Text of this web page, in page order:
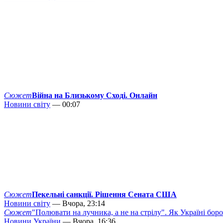
СюжетВійна на Близькому Сході. Онлайн
Новини світу — 00:07
СюжетПекельні санкції. Рішення Сената США
Новини світу — Вчора, 23:14
Сюжет"Полювати на лучника, а не на стрілу". Як Україні